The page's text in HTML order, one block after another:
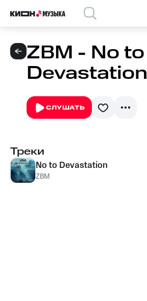
ZBM - No to
Devastation
СЛУШАТЬ
Треки
No to Devastation
ZBM